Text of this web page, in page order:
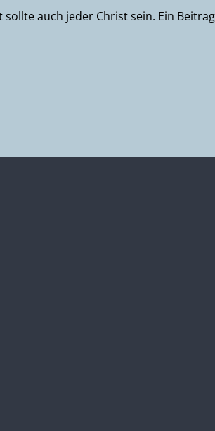
auch jeder Christ sein. Ein